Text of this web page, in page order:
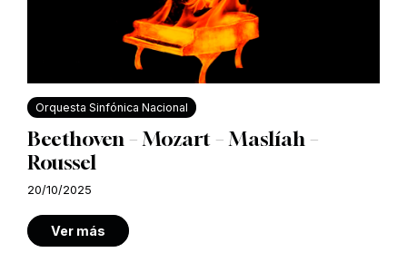
Orquesta Sinfónica Nacional
Beethoven – Mozart – Maslíah –
Roussel
20/10/2025
Ver más